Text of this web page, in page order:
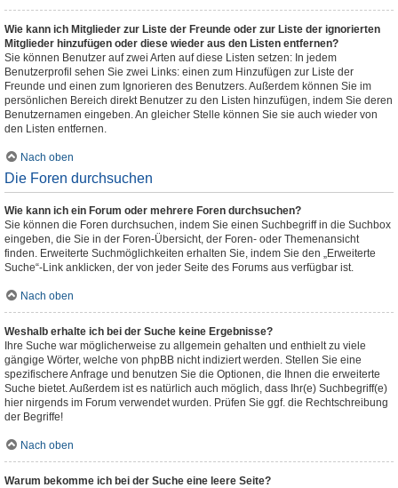
Wie kann ich Mitglieder zur Liste der Freunde oder zur Liste der ignorierten
Mitglieder hinzufügen oder diese wieder aus den Listen entfernen?
Sie können Benutzer auf zwei Arten auf diese Listen setzen: In jedem
Benutzerprofil sehen Sie zwei Links: einen zum Hinzufügen zur Liste der
Freunde und einen zum Ignorieren des Benutzers. Außerdem können Sie im
persönlichen Bereich direkt Benutzer zu den Listen hinzufügen, indem Sie deren
Benutzernamen eingeben. An gleicher Stelle können Sie sie auch wieder von
den Listen entfernen.
Nach oben
Die Foren durchsuchen
Wie kann ich ein Forum oder mehrere Foren durchsuchen?
Sie können die Foren durchsuchen, indem Sie einen Suchbegriff in die Suchbox
eingeben, die Sie in der Foren-Übersicht, der Foren- oder Themenansicht
finden. Erweiterte Suchmöglichkeiten erhalten Sie, indem Sie den „Erweiterte
Suche“-Link anklicken, der von jeder Seite des Forums aus verfügbar ist.
Nach oben
Weshalb erhalte ich bei der Suche keine Ergebnisse?
Ihre Suche war möglicherweise zu allgemein gehalten und enthielt zu viele
gängige Wörter, welche von phpBB nicht indiziert werden. Stellen Sie eine
spezifischere Anfrage und benutzen Sie die Optionen, die Ihnen die erweiterte
Suche bietet. Außerdem ist es natürlich auch möglich, dass Ihr(e) Suchbegriff(e)
hier nirgends im Forum verwendet wurden. Prüfen Sie ggf. die Rechtschreibung
der Begriffe!
Nach oben
Warum bekomme ich bei der Suche eine leere Seite?